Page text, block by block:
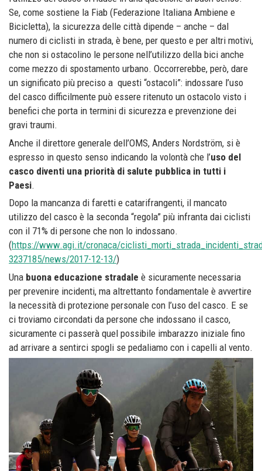
Se, come sostiene la Fiab (Federazione Italiana Ambiene e
Bicicletta), la sicurezza delle città dipende – anche – dal
numero di ciclisti in strada, è bene, per questo e per altri motivi,
che non si ostacolino le persone nell’utilizzo della bici anche
come mezzo di spostamento urbano. Occorrerebbe, però, dare
un significato più preciso a questi “ostacoli”: indossare l’uso
del casco difficilmente può essere ritenuto un ostacolo visto i
benefici che porta in termini di sicurezza e prevenzione dei
gravi traumi.
Anche il direttore generale dell’OMS, Anders Nordström, si è
espresso in questo senso indicando la volontà che l’uso del
casco diventi una priorità di salute pubblica in tutti i
Paesi.
Dopo la mancanza di faretti e catarifrangenti, il mancato
utilizzo del casco è la seconda “regola” più infranta dai ciclisti
con il 71% di persone che non lo indossano.
(https://www.agi.it/cronaca/
3237185/news/2017-12-13/)
Una buona educazione stradale è sicuramente necessaria
per prevenire incidenti, ma altrettanto fondamentale è avvertire
la necessità di protezione personale con l’uso del casco. E se
ci troviamo circondati da persone che indossano il casco,
sicuramente ci passerà quel possibile imbarazzo iniziale fino
ad arrivare a sentirci spogli se pedaliamo con i capelli al vento.